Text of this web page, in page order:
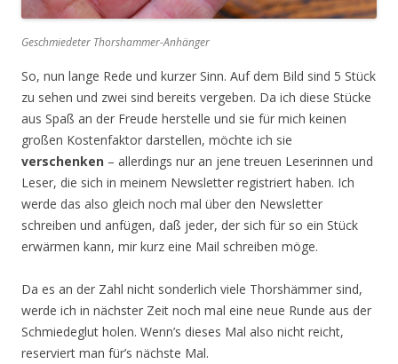
Geschmiedeter Thorshammer-Anhänger
So, nun lange Rede und kurzer Sinn. Auf dem Bild sind 5 Stück
zu sehen und zwei sind bereits vergeben. Da ich diese Stücke
aus Spaß an der Freude herstelle und sie für mich keinen
großen Kostenfaktor darstellen, möchte ich sie
verschenken – allerdings nur an jene treuen Leserinnen und
Leser, die sich in meinem Newsletter registriert haben. Ich
werde das also gleich noch mal über den Newsletter
schreiben und anfügen, daß jeder, der sich für so ein Stück
erwärmen kann, mir kurz eine Mail schreiben möge.
Da es an der Zahl nicht sonderlich viele Thorshämmer sind,
werde ich in nächster Zeit noch mal eine neue Runde aus der
Schmiedeglut holen. Wenn’s dieses Mal also nicht reicht,
reserviert man für’s nächste Mal.